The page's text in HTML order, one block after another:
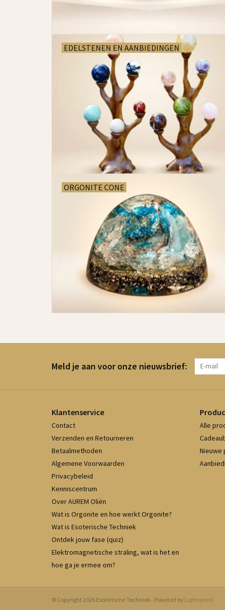
EDELSTENEN EN AANBIEDINGEN
ORGONITE CONE
Meld je aan voor onze nieuwsbrief:
Klantenservice
Contact
Verzenden en Retourneren
Betaalmethoden
Algemene Voorwaarden
Privacybeleid
Kenniscentrum
Over AUREM Oliën
Wat is Orgonite en hoe werkt Orgonite?
Wat is Esoterische Techniek
Ontdek jouw fase (quiz)
Elektromagnetische straling, wat is het en
hoe ga je ermee om?
Alle
Nieuwe
© Copyright 2026 Esoterische Techniek - Powered by Lightspeed